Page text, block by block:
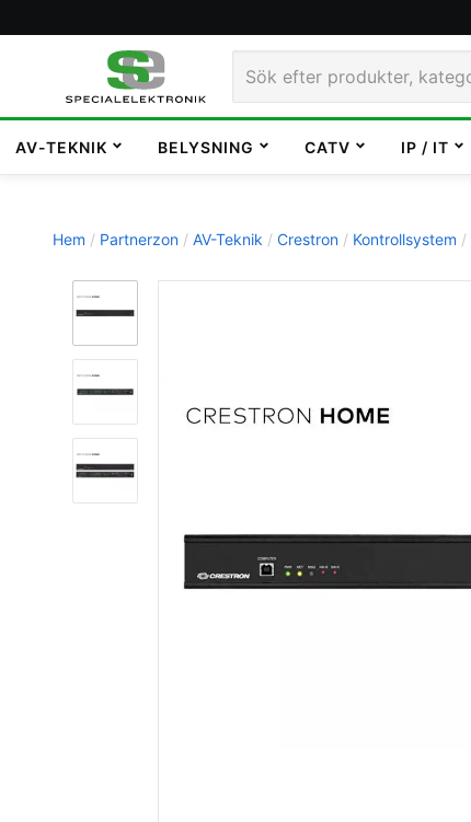
AV-TEKNIK BELYSNING CATV IP / IT
Hem Partnerzon AV-Teknik Crestron Kontrollsystem